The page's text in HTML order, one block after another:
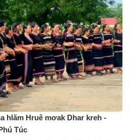
hlăm Hruê mơak Dhar kreh -
Túc